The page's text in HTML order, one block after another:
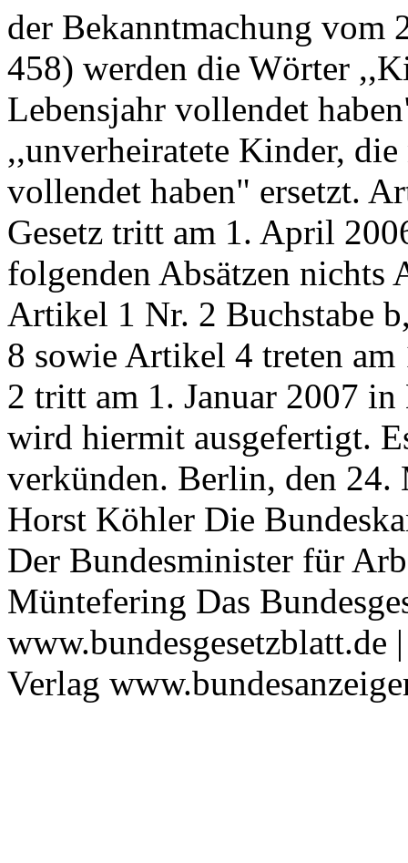
der Bekanntmachung vom
458) werden die Wörter
Lebensjahr vollendet
,,unverheiratete Kinder,
vollendet haben" ersetzt.
Gesetz tritt am 1. April
folgenden Absätzen nichts
Artikel 1 Nr. 2 Buchstabe
8 sowie Artikel 4 treten
2 tritt am 1. Januar 2007 in
wird hiermit ausgefertigt.
verkünden. Berlin, den 24.
Horst Köhler Die
Der Bundesminister für
Müntefering Das
www.bundesgesetzblatt.de
Verlag